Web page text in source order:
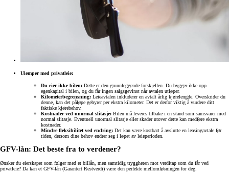
Ulemper med privatleie:
Du eier ikke bilen: Dette er den grunnleggende forskjellen. Du bygger ikke opp
egenkapital i bilen, og du får ingen salgsgevinst når avtalen utløper.
Kilometerbegrensning: Leieavtalen inkluderer en avtalt årlig kjørelengde. Overskrider du
denne, kan det påløpe gebyrer per ekstra kilometer. Det er derfor viktig å vurdere ditt
faktiske kjørebehov.
Kostnader ved unormal slitasje: Bilen må leveres tilbake i en stand som samsvarer med
normal slitasje. Eventuell unormal slitasje eller skader utover dette kan medføre ekstra
kostnader.
Mindre fleksibilitet ved endring: Det kan være kostbart å avslutte en leasingavtale før
tiden, dersom dine behov endrer seg i løpet av leieperioden.
GFV-lån: Det beste fra to verdener?
Ønsker du eierskapet som følger med et billån, men samtidig tryggheten mot verditap som du får ved
privatleie? Da kan et GFV-lån (Garantert Restverdi) være den perfekte mellomløsningen for deg.